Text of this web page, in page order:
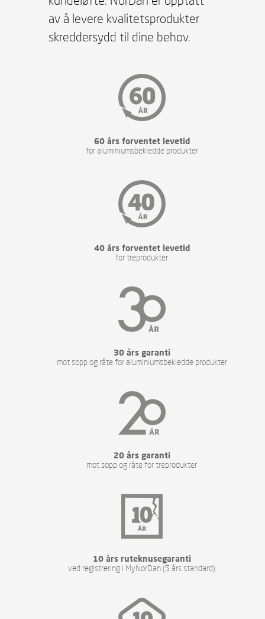
av å levere kvalitetsprodukter
skreddersydd til dine behov.
60 års forventet levetid
for aluminiumsbekledde produkter
40 års forventet levetid
for treprodukter
30 års garanti
mot sopp og råte for aluminiumsbekledde produkter
20 års garanti
mot sopp og råte for treprodukter
10 års ruteknusegaranti
ved registrering i MyNorDan (5 års standard)